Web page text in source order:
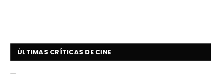
ÚLTIMAS CRÍTICAS DE CINE